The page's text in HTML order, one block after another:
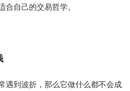
自己的交易哲学。
遇到波折，那么它做什么都不会成